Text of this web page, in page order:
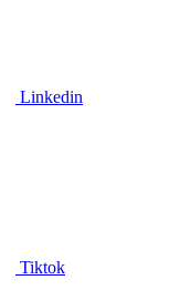
Linkedin
Tiktok